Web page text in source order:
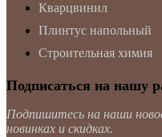
Кварцвинил
Плинтус напольный
Строительная химия
Подписаться на нашу
Подпишитесь на наши
новинках и скидках.